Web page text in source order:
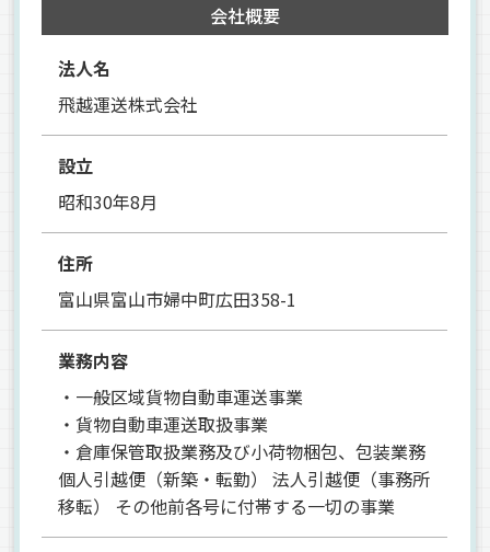
会社概要
法人名
飛越運送株式会社
設立
昭和30年8月
住所
富山県富山市婦中町広田358-1
業務内容
・一般区域貨物自動車運送事業
・貨物自動車運送取扱事業
・倉庫保管取扱業務及び小荷物梱包、包装業務
個人引越便（新築・転勤） 法人引越便（事務所
移転） その他前各号に付帯する一切の事業